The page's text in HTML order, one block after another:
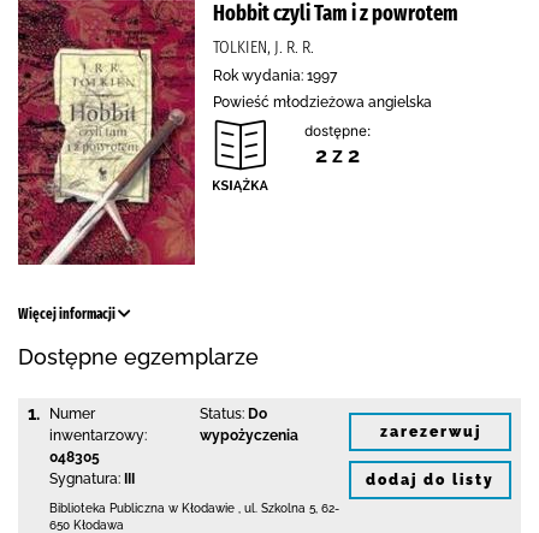
Hobbit czyli Tam i z powrotem
TOLKIEN, J. R. R.
Rok wydania: 1997
Powieść młodzieżowa angielska
dostępne:
2 z 2
Więcej informacji
Dostępne egzemplarze
1.
Numer
inwentarzowy:
048305
Sygnatura:
Status: Do
wypożyczenia
Biblioteka Publiczna w Kłodawie ul. Szkolna 5 62-
650 Kłodawa
zarezerwuj
dodaj do listy